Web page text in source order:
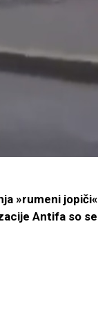
»rumeni
Antifa so